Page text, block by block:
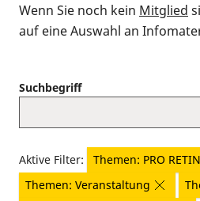
Wenn Sie noch kein Mitglied
auf eine Auswahl an
Suchbegriff
Aktive Filter:
Themen: PRO
Themen: Veranstaltung